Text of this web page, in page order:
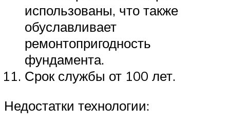
использованы, что также
обуславливает
ремонтопригодность
фундамента.
Срок службы от 100 лет.
Недостатки технологии: